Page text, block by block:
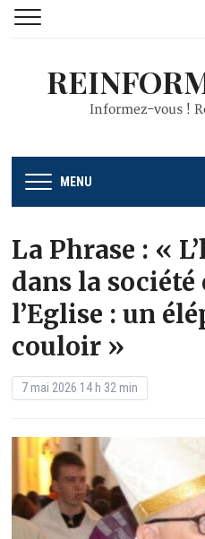
Informez-vous !
MENU
La Phrase : «
dans la société
l’Eglise : un
couloir »
7 mai 2026 14 h 32 min